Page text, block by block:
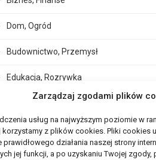
Zarządzaj zgodami plików
usług na najwyższym poziomie w
korzystamy z plików cookies. Pliki cookies
prawidłowego działania naszej strony
jej funkcji, a po uzyskaniu Twojej zgody,
Dom, Ogród
Budownictwo, Przemysł
Edukacja, Rozrywka
Zdrowie, Medycyna
Moda, Uroda
Turystyka, Aktywność